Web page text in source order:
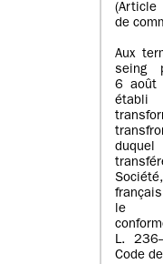
de
Aux
seing
6 août
le
L.
Code